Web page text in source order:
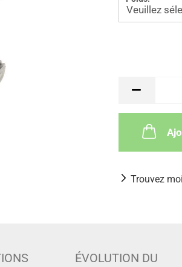
Trouvez
ÉVOLUTION DU